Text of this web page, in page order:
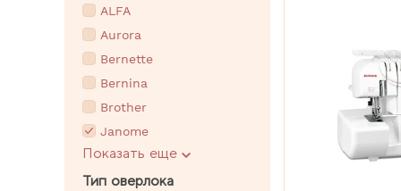
ALFA
Aurora
Bernette
Bernina
Brother
Janome
Juki
Показать еще
Тип оверлока